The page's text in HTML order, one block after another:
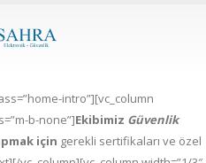
intro”][vc_column
b-none”]Ekibimiz Güvenlik
için gerekli sertifikaları ve özel